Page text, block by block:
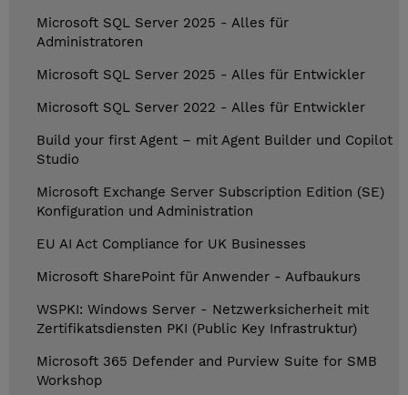
Microsoft SQL Server 2025 - Alles für
Administratoren
Microsoft SQL Server 2025 - Alles für Entwickler
Microsoft SQL Server 2022 - Alles für Entwickler
Build your first Agent – mit Agent Builder und Copilot
Studio
Microsoft Exchange Server Subscription Edition (SE)
Konfiguration und Administration
EU AI Act Compliance for UK Businesses
Microsoft SharePoint für Anwender - Aufbaukurs
WSPKI: Windows Server - Netzwerksicherheit mit
Zertifikatsdiensten PKI (Public Key Infrastruktur)
Microsoft 365 Defender and Purview Suite for SMB
Workshop